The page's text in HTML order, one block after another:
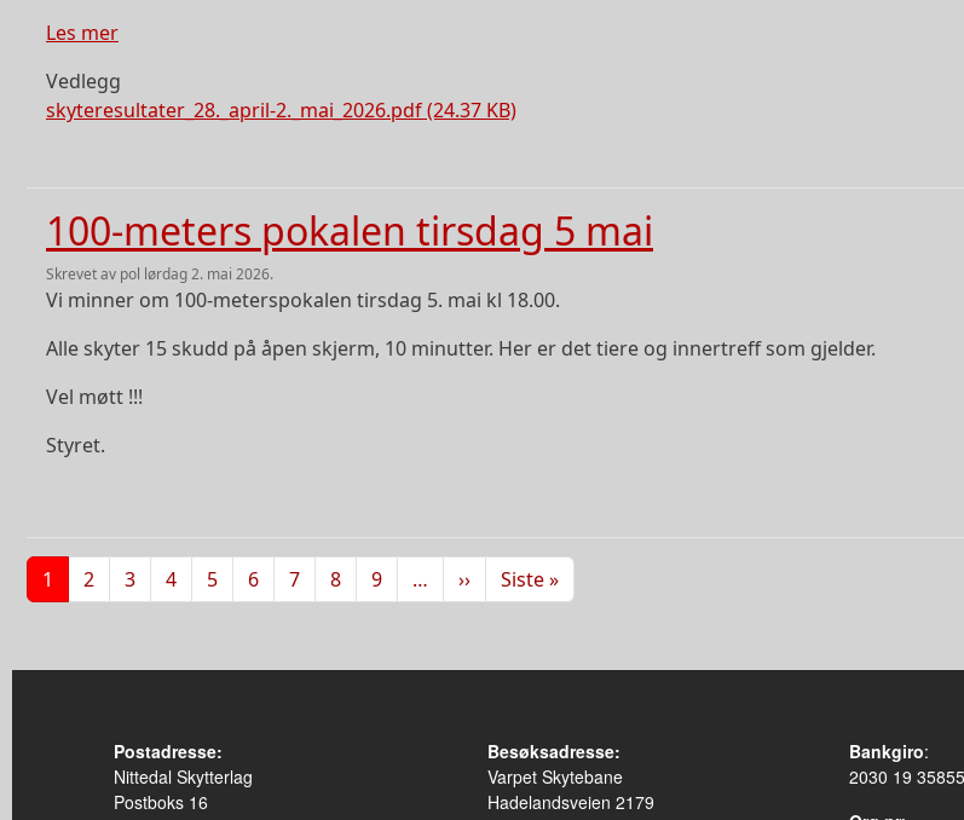
Les merom Våre skytterjenter viser vei og klasse i baneskytingen
Vedlegg
skyteresultater_28._april-2._mai_2026.pdf (24.37 KB)
100-meters pokalen tirsdag 5 mai
skrevet av pol lørdag 2. mai 2026.
Vi minner om 100-meterspokalen tirsdag 5. mai kl 18.00.
Alle skyter 15 skudd på åpen skjerm, 10 minutter. Her er det tiere og innertreff som gjelder.
Vel møtt !!!
Styret.
Sider
1 2 3 4 5 6 7 8 9 … ››Neste side
Siste »Siste side
Postadresse:
Nittedal Skytterlag
Postboks 16
Besøksadresse:
Varpet Skytebane
Hadelandsveien 2179
Bankgiro:
2030 19 35855